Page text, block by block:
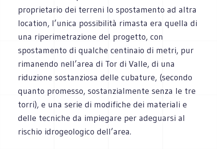
proprietario dei terreni lo spostamento ad altra
location, l’unica possibilità rimasta era quella di
una riperimetrazione del progetto, con
spostamento di qualche centinaio di metri, pur
rimanendo nell’area di Tor di Valle, di una
riduzione sostanziosa delle cubature, (secondo
quanto promesso, sostanzialmente senza le tre
torri), e una serie di modifiche dei materiali e
delle tecniche da impiegare per adeguarsi al
rischio idrogeologico dell’area.